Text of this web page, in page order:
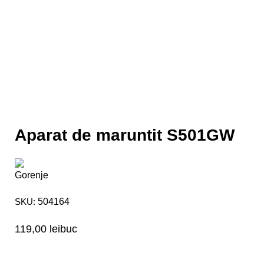
Aparat de maruntit S501GW
SKU: 504164
119,00 leibuc